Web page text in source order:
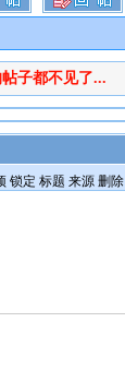
子都不见了...
锁定 标题 来源 删除